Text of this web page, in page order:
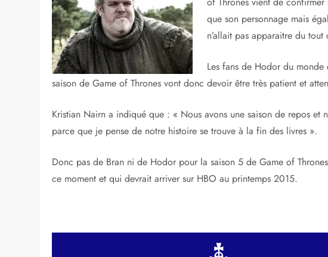
que son personnage mais
n’allait pas apparaitre du
Les fans de Hodor du
saison de Game of Thrones vont donc devoir être très patient et
Kristian Nairn a indiqué que : « Nous avons une saison de repos et
parce que je pense de notre histoire se trouve à la fin des livres ».
Donc pas de Bran ni de Hodor pour la saison 5 de Game of
ce moment et qui devrait arriver sur HBO au printemps 2015.